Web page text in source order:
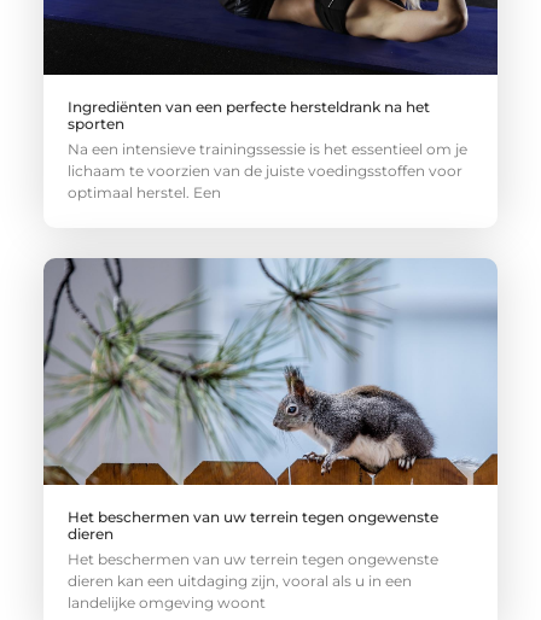
Ingrediënten van een perfecte hersteldrank na het
sporten
Na een intensieve trainingssessie is het essentieel om je
lichaam te voorzien van de juiste voedingsstoffen voor
optimaal herstel. Een
Het beschermen van uw terrein tegen ongewenste
dieren
Het beschermen van uw terrein tegen ongewenste
dieren kan een uitdaging zijn, vooral als u in een
landelijke omgeving woont